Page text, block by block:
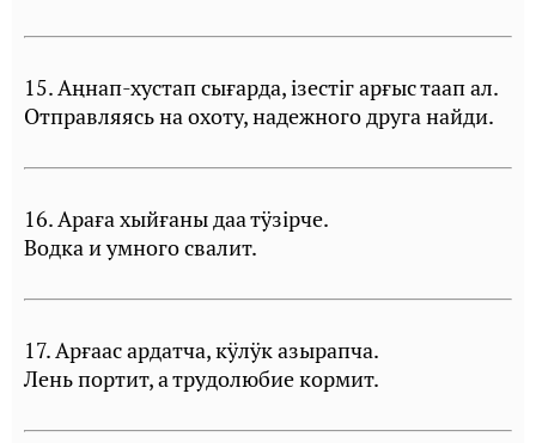
15. Аңнап-хустап сығарда, iзестiг арғыс таап ал.
Отправляясь на охоту, надежного друга найди.
16. Араға хыйғаны даа тÿзiрче.
Водка и умного свалит.
17. Арғаас ардатча, кÿлÿк азырапча.
Лень портит, а трудолюбие кормит.